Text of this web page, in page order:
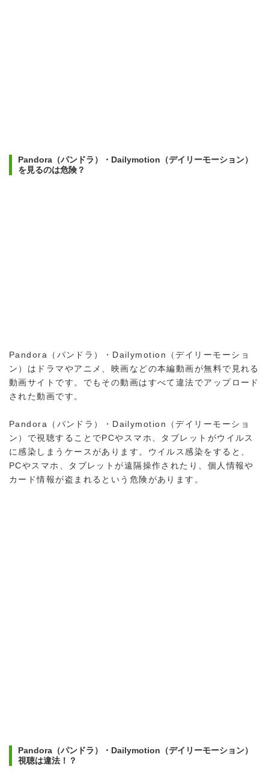
Pandora（パンドラ）・Dailymotion（デイリーモーション）
を見るのは危険？
Pandora（パンドラ）・Dailymotion（デイリーモーショ
ン）はドラマやアニメ、映画などの本編動画が無料で見れる
動画サイトです。でもその動画はすべて違法でアップロード
された動画です。
Pandora（パンドラ）・Dailymotion（デイリーモーショ
ン）で視聴することでPCやスマホ、タブレットがウイルス
に感染しまうケースがあります。ウイルス感染をすると、
PCやスマホ、タブレットが遠隔操作されたり、個人情報や
カード情報が盗まれるという危険があります。
Pandora（パンドラ）・Dailymotion（デイリーモーション）
視聴は違法！？